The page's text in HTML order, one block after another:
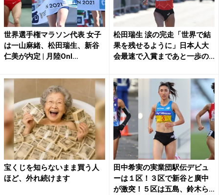
世界選手権マラソン代表 女子
は一山麻緒、松田瑞生、新谷
仁美が内定 | 月陸Onl...
松田瑞生 涙の完走「世界で結
果を残せるように」日本人大
会最速で入賞まであと一歩の...
宝くじを知らないまま買う人
ほど、外れ続けます
田中希実の実業団駅伝デビュ
ーは１区！３区で新谷と廣中
が激突！５区は五島、鈴木ら